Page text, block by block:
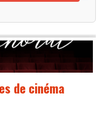
de cinéma